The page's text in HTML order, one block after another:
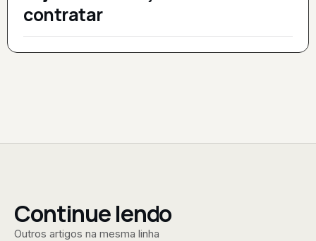
contratar
Continue lendo
Outros artigos na mesma linha